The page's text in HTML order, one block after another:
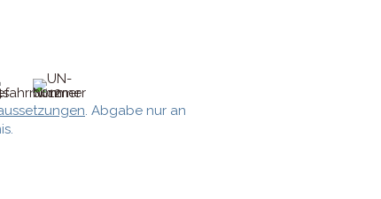
. Abgabe nur an